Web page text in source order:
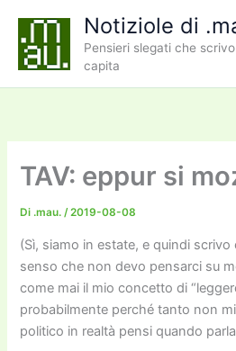
contenuto
Notiziole di
Pensieri slegati che
capita
TAV: eppur si
Di .mau./2019-08-08
(Sì, siamo in estate, e quindi
senso che non devo pensarci su
come mai il mio concetto di
probabilmente perché tanto non
politico in realtà pensi quando